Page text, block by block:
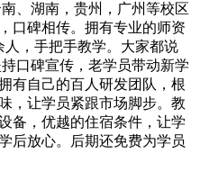
、湖南，贵州，广州等校区
口碑相传。拥有专业的师资
人，手把手教学。大家都说
口碑宣传，老学员带动新学
有自己的百人研发团队，根
，让学员紧跟市场脚步。教
备，优越的住宿条件，让学
后放心。后期还免费为学员